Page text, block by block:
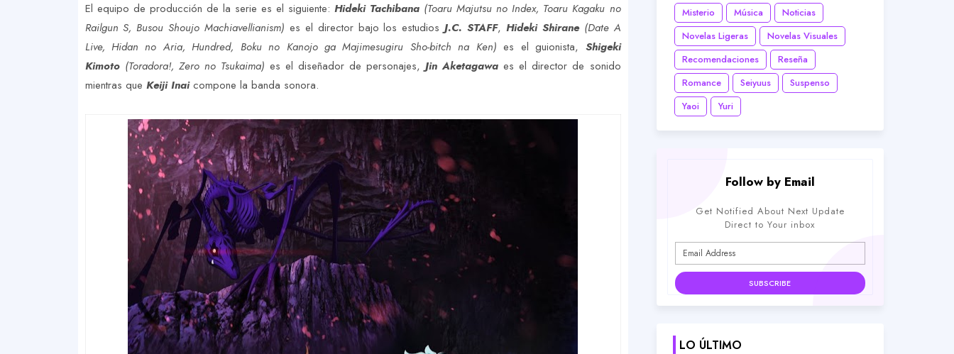
El equipo de producción de la serie es el siguiente:Hideki Tachibana (Toaru Majutsu no Index, Toaru Kagaku no
Railgun S, Busou Shoujo Machiavellianism) es el director bajo los estudios J.C. STAFF, Hideki Shirane(Date A
Live, Hidan no Aria, Hundred, Boku no Kanojo ga Majimesugiru Sho-bitch na Ken) es el guionista, Shigeki
Kimoto (Toradora!, Zero no Tsukaima) es el diseñador de personajes,Jin Aketagawa es el director de sonido
mientras que Keiji Inaicompone la banda sonora.
Misterio
Música
Noticias
Novelas Ligeras
Novelas Visuales
Recomendaciones
Reseña
Romance
Seiyuus
Suspenso
Yaoi
Yuri
Follow by Email
Get Notified About Next Update
Direct to Your inbox
LO ÚLTIMO